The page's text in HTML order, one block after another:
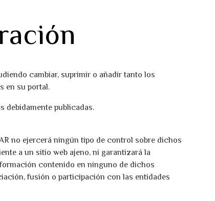
cambiar, suprimir o añadir tanto los
en su portal.
debidamente publicadas.
no ejercerá ningún tipo de control sobre dichos
a un sitio web ajeno, ni garantizará la
contenido en ninguno de dichos
fusión o participación con las entidades